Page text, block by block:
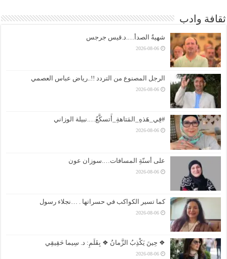
ثقافة وادب
شهيةُ الصدأ….د.قيس جرجس
2026-08-06
الرجل المصنوع من التردد !!..رياض عباس العصمي
2026-08-06
#فِي_هَذهِ_المَتاهةِ_أَتسكَّعُ….نبيلة الوزاني
2026-08-06
على أسنّةِ المسافات….سوزان عون
2026-08-06
كما تسير الكواكب في حسراتها . …نجلاء رسول
2026-08-06
❖ حِينَ يَكْذِبُ الزَّمانُ ❖ بِقَلَمِ: د. سِيما حَقِيقِي
2026-08-06